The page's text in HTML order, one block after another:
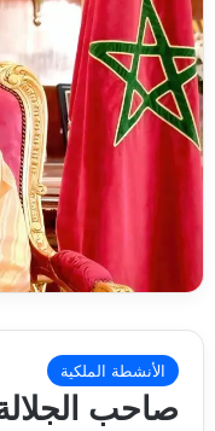
الأنشطة الملكية
صاحب